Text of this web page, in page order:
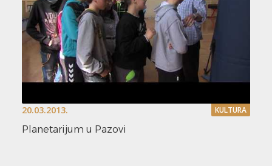
20.03.2013. KULTURA
Planetarijum u Pazovi